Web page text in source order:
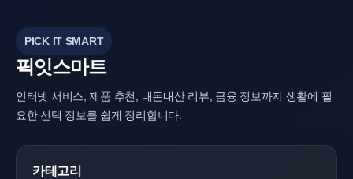
PICK IT SMART
픽잇스마트
인터넷 서비스, 제품 추천, 내돈내산 리뷰, 금융 정보까지 생활에 필
요한 선택 정보를 쉽게 정리합니다.
카테고리